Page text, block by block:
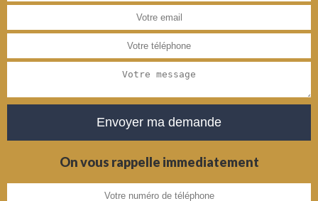
On vous rappelle immediatement